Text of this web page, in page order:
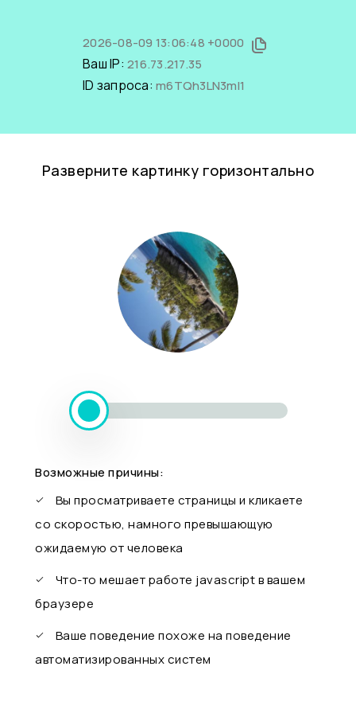
2026-08-09 13:06:48 +0000
Ваш IP: 216.73.217.35
ID запроса: m6TQh3LN3mI1
Разверните картинку горизонтально
Возможные причины:
Вы просматриваете страницы и кликаете
со скоростью, намного превышающую
ожидаемую от человека
Что-то мешает работе javascript в вашем
браузере
Ваше поведение похоже на поведение
автоматизированных систем